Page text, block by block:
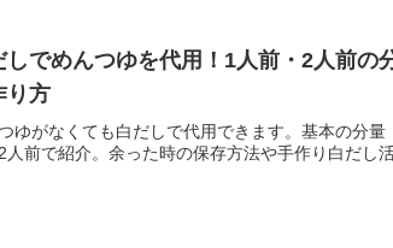
しでめんつゆを代用！1人前・2人前の
り方
ゆがなくても白だしで代用できます。基本の分量
人前で紹介。余った時の保存方法や手作り白だし